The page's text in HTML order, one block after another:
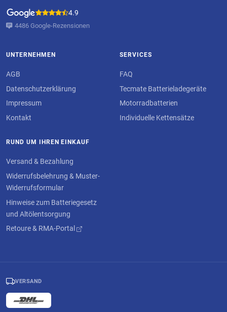
4.9
4486 Google-Rezensionen
UNTERNEHMEN
AGB
Datenschutzerklärung
Impressum
Kontakt
SERVICES
FAQ
Tecmate Batterieladegeräte
Motorradbatterien
Individuelle Kettensätze
RUND UM IHREN EINKAUF
Versand & Bezahlung
Widerrufsbelehrung & Muster-
Widerrufsformular
Hinweise zum Batteriegesetz
und Altölentsorgung
Retoure & RMA-Portal
VERSAND